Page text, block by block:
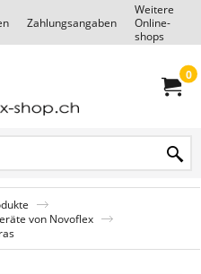
Zahlungsangaben
Weitere
Online-
shops
0
von Novoflex